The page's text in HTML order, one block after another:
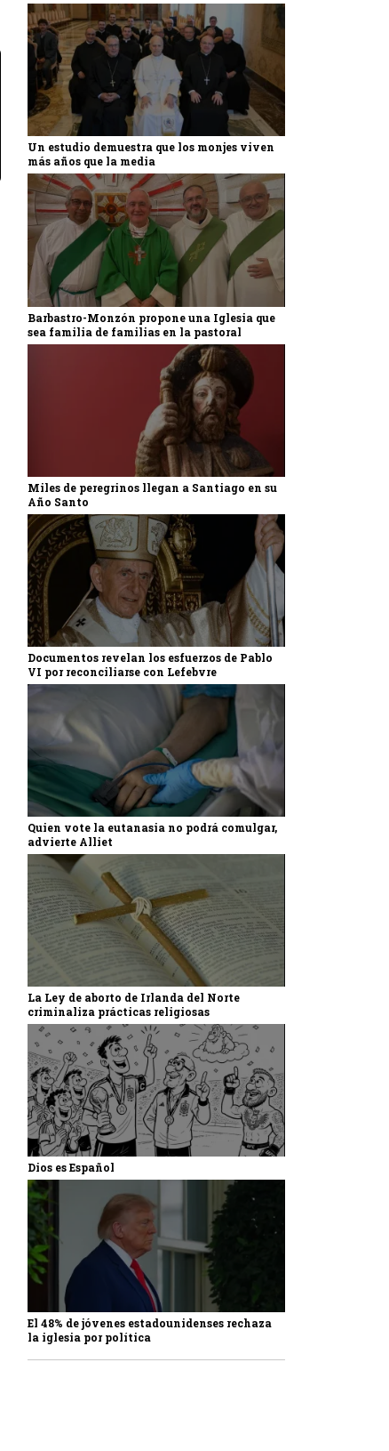
Un estudio demuestra que los monjes viven
más años que la media
Barbastro-Monzón propone una Iglesia que
sea familia de familias en la pastoral
Miles de peregrinos llegan a Santiago en su
Año Santo
Documentos revelan los esfuerzos de Pablo
VI por reconciliarse con Lefebvre
Quien vote la eutanasia no podrá comulgar,
advierte Alliet
La Ley de aborto de Irlanda del Norte
criminaliza prácticas religiosas
Dios es Español
El 48% de jóvenes estadounidenses rechaza
la iglesia por política